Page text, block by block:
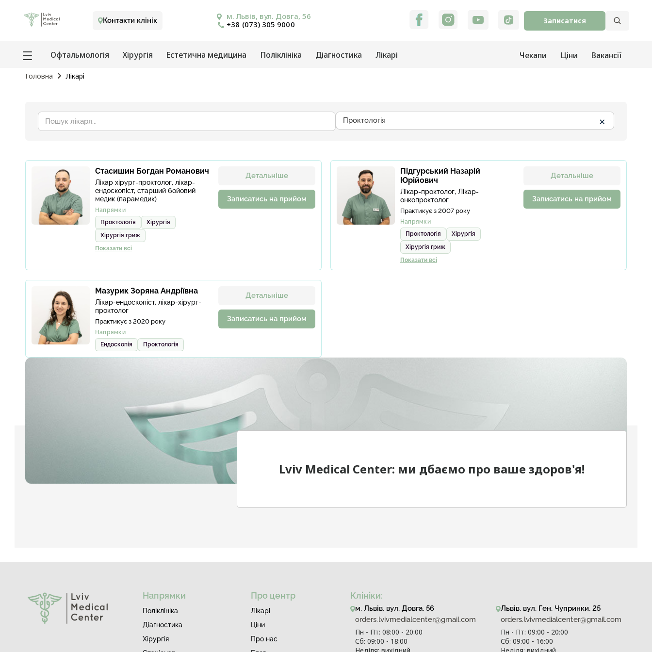
Контакти клінік
м. Львів, вул. Довга, 56
+38 (073) 305 9000
Записатися
Офтальмологія Хірургія Естетична медицина Поліклініка Діагностика Лікарі Чекапи Ціни Вакансії
Головна Лiкарi
Пошук
лікаря
Проктологія ×
Стасишин Богдан Романович
Лікар хірург-проктолог, лікар-
ендоскопіст, старший бойовий
медик (парамедик)
Напрямки
Проктологія
Хірургія
Хірургія гриж
Показати всі
Детальніше
Записатись на прийом
Підгурський Назарій
Юрійович
Лікар-проктолог, Лікар-
онкопроктолог
Практикує з 2007 року
Напрямки
Проктологія
Хірургія
Хірургія гриж
Показати всі
Детальніше
Записатись на прийом
Мазурик Зоряна Андріївна
Лікар-ендоскопіст, лікар-хірург-
проктолог
Практикує з 2020 року
Напрямки
Ендоскопія
Проктологія
Детальніше
Записатись на прийом
Lviv Medical Center: ми дбаємо про ваше здоров'я!
Напрямки
Поліклініка
Діагностика
Хірургія
Про центр
Лiкарi
Ціни
Про нас
Клініки:
м. Львів, вул. Довга, 56
orders.lvivmedialcenter@gmail.com
Пн - Пт: 08:00 - 20:00
Сб: 09:00 - 18:00
Львів, вул. Ген. Чупринки, 25
orders.lvivmedialcenter@gmail.com
Пн - Пт: 09:00 - 20:00
Сб: 09:00 - 16:00